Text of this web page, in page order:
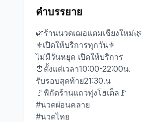
คำบรรยาย
🌿ร้านนวดเฌอแตมเชียงใหม่🌿
⚜️เปิดให้บริการทุกวัน⚜️
ไม่มีวันหยุด เปิดให้บริการ
⏰ตั้งแต่เวลา10:00-22:00น.
รับรอบสุดท้าย21:30.น
🚩พิกัดร้านแถวทุ่งโฮเต็ล🚩
#นวดผ่อนคลาย
#นวดไทย